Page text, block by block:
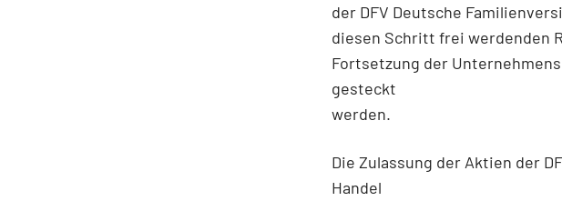
der DFV Deutsche
diesen Schritt frei werdenden
Fortsetzung der
gesteckt
werden.
Die Zulassung der Aktien der
Handel